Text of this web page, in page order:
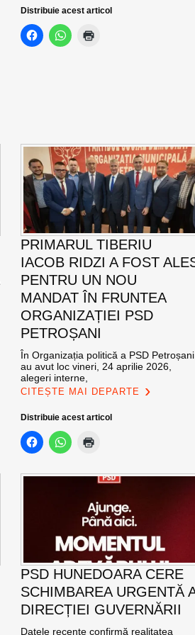
Distribuie acest articol
PRIMARUL TIBERIU
IACOB RIDZI A FOST
PENTRU UN NOU
MANDAT ÎN FRUNTEA
ORGANIZAȚIEI PSD
PETROȘANI
În Organizația politică a PSD Petroșani
au avut loc vineri, 24 aprilie 2026,
alegeri interne,
CITEȘTE MAI DEPARTE
Distribuie acest articol
PSD HUNEDOARA CERE
SCHIMBAREA URGENTĂ
DIRECȚIEI GUVERNĂRII
Datele recente confirmă realitatea